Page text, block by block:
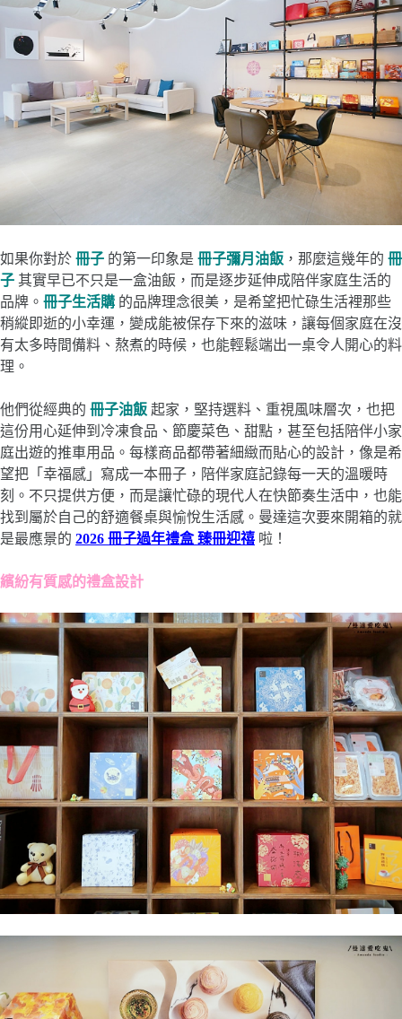
如果你對於 冊子 的第一印象是 冊子彌月油飯 ，那麼這幾年的 冊
子 其實早已不只是一盒油飯，而是逐步延伸成陪伴家庭生活的
品牌。 冊子生活購 的品牌理念很美，是希望把忙碌生活裡那些
稍縱即逝的小幸運，變成能被保存下來的滋味，讓每個家庭在沒
有太多時間備料、熬煮的時候，也能輕鬆端出一桌令人開心的料
理。
他們從經典的 冊子油飯 起家，堅持選料、重視風味層次，也把
這份用心延伸到冷凍食品、節慶菜色、甜點，甚至包括陪伴小家
庭出遊的推車用品。每樣商品都帶著細緻而貼心的設計，像是希
望把「幸福感」寫成一本冊子，陪伴家庭記錄每一天的溫暖時
刻。不只提供方便，而是讓忙碌的現代人在快節奏生活中，也能
找到屬於自己的舒適餐桌與愉悅生活感。曼達這次要來開箱的就
是最應景的 2026 冊子過年禮盒 臻冊迎禧 啦！
繽紛有質感的禮盒設計